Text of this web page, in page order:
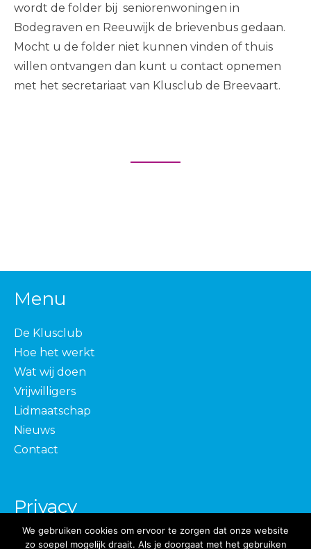
wordt de folder bij seniorenwoningen in
Bodegraven en Reeuwijk de brievenbus gedaan.
Mocht u de folder niet kunnen vinden of thuis
willen ontvangen dan kunt u contact opnemen
met het secretariaat van Klusclub de Breevaart.
Menu
De Klusclub
Hoe het werkt
Wat wij doen
Vrijwilligers
Lidmaatschap
Nieuws
Contact
Privacy
Privacybeleid
We gebruiken cookies om ervoor te zorgen dat onze website
zo soepel mogelijk draait. Als je doorgaat met het gebruiken